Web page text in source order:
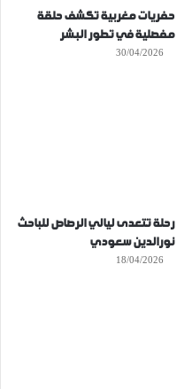
حفريات مغربية تكشف حلقة
مفصلية في تطور البشر
30/04/2026
رحلة تتعدى ليالي الرصاص للباحث
نورالدين سعودي
18/04/2026